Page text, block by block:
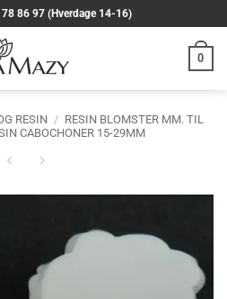
86 97 (Hverdage 14-16)
0
RESIN / RESIN BLOMSTER MM. TIL
CABOCHONER 15-29MM